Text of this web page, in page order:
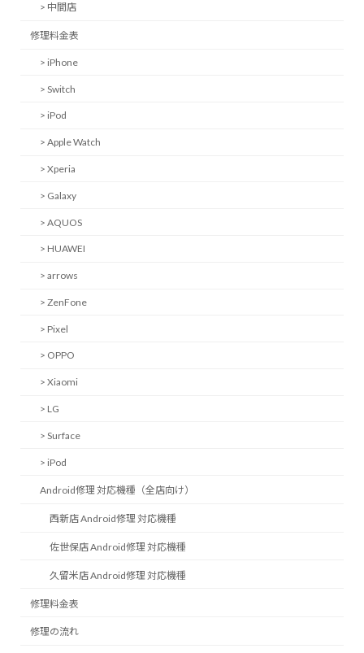
> 中間店
修理料金表
> iPhone
> Switch
> iPod
> Apple Watch
> Xperia
> Galaxy
> AQUOS
> HUAWEI
> arrows
> ZenFone
> Pixel
> OPPO
> Xiaomi
> LG
> Surface
> iPod
Android修理 対応機種（全店向け）
西新店 Android修理 対応機種
佐世保店 Android修理 対応機種
久留米店 Android修理 対応機種
修理料金表
修理の流れ